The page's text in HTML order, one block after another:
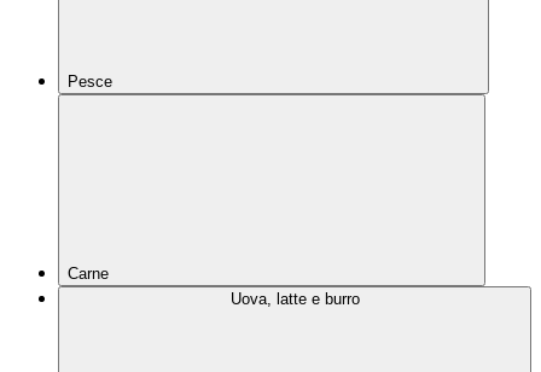
Pesce
Carne
Uova, latte e burro